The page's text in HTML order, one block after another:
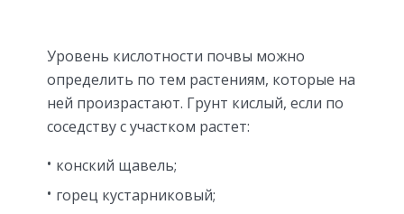
Уровень кислотности почвы можно
определить по тем растениям, которые на
ней произрастают. Грунт кислый, если по
соседству с участком растет:
конский щавель;
горец кустарниковый;